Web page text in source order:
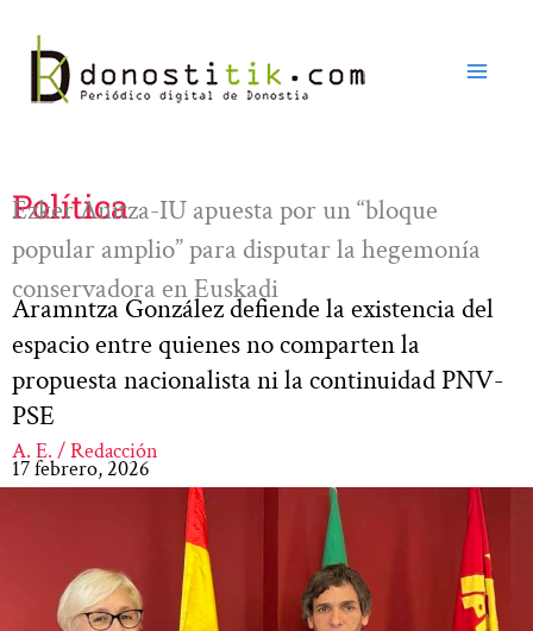
contenido
Política
Ezker Anitza-IU apuesta por un “bloque
popular amplio” para disputar la hegemonía
conservadora en Euskadi
Aramntza González defiende la existencia del
espacio entre quienes no comparten la
propuesta nacionalista ni la continuidad PNV-
PSE
A. E. / Redacción
17 febrero, 2026